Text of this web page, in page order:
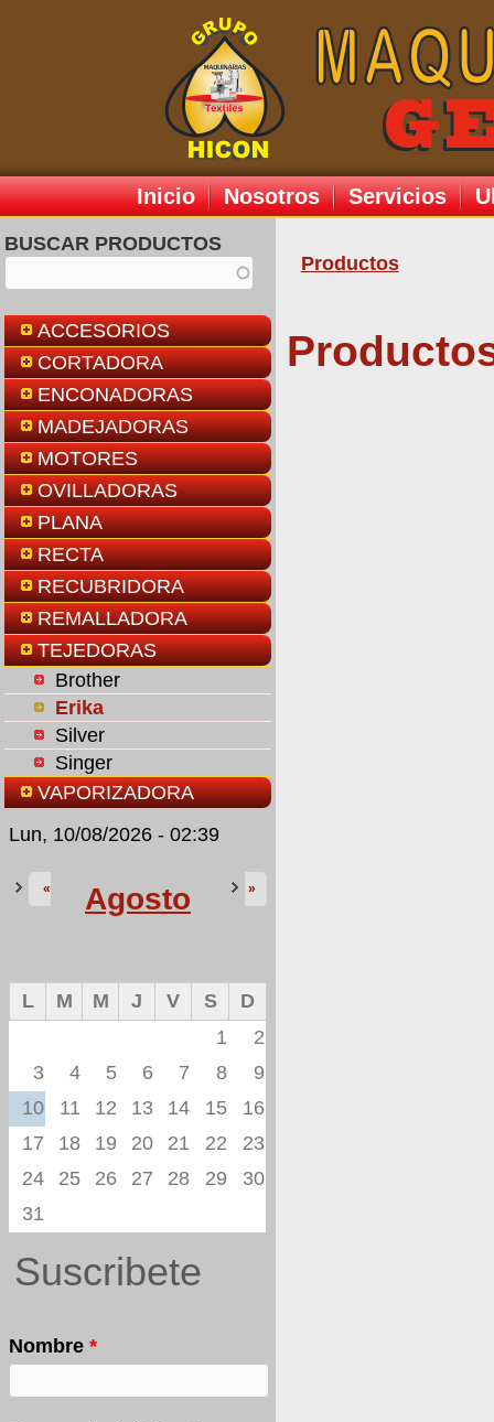
Inicio Nosotros Servicios
BUSCAR PRODUCTOS
ACCESORIOS
CORTADORA
ENCONADORAS
MADEJADORAS
MOTORES
OVILLADORAS
PLANA
RECTA
RECUBRIDORA
REMALLADORA
TEJEDORAS
Brother
Erika
Silver
Singer
VAPORIZADORA
Lun, 10/08/2026 - 02:39
Agosto
« »
L M M J V S
D
1
2
3
4 5 6 7 8
9
10
11 12 13 14 15
16
17
18 19 20 21 22
23
24
25 26 27 28 29
30
31
Suscribete
Nombre *
Se
Productos